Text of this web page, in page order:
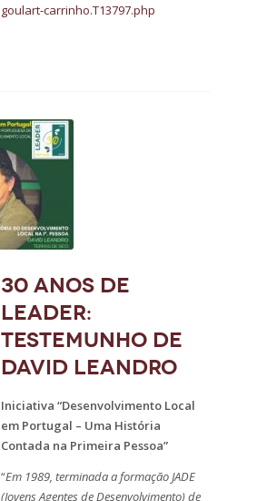
goulart-carrinho.T13797.php
30 anos de
LEADER:
Testemunho de
David Leandro
Iniciativa “Desenvolvimento Local
em Portugal – Uma História
Contada na Primeira Pessoa”
“Em 1989, terminada a formação JADE
(Jovens Agentes de Desenvolvimento) de